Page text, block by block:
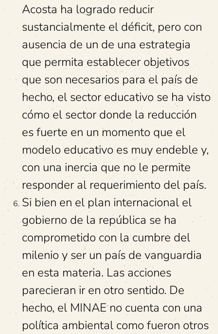
Acosta ha logrado reducir
sustancialmente el déficit, pero con
ausencia de un de una estrategia
que permita establecer objetivos
que son necesarios para el país de
hecho, el sector educativo se ha visto
cómo el sector donde la reducción
es fuerte en un momento que el
modelo educativo es muy endeble y,
con una inercia que no le permite
responder al requerimiento del país.
Si bien en el plan internacional el
gobierno de la república se ha
comprometido con la cumbre del
milenio y ser un país de vanguardia
en esta materia. Las acciones
parecieran ir en otro sentido. De
hecho, el MINAE no cuenta con una
política ambiental como fueron otros